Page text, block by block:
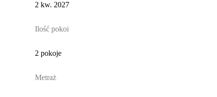
2 kw. 2027
Ilość pokoi
2 pokoje
Metraż